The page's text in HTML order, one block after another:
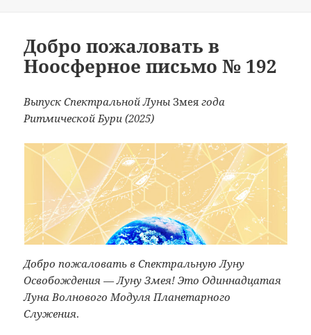
Добро пожаловать в
Ноосферное письмо № 192
Выпуск Спектральной ЛуныЗмеягода
Ритмической Бури (2025)
Добро пожаловать в Спектральную Луну
Освобождения — Луну Змея! Это Одиннадцатая
Луна Волнового Модуля Планетарного
Служения.